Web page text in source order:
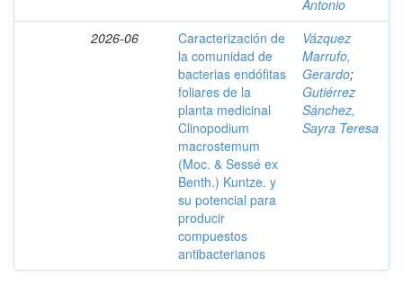
Antonio
2026-06
Caracterización de
la comunidad de
bacterias endófitas
foliares de la
planta medicinal
Clinopodium
macrostemum
(Moc. & Sessé ex
Benth.) Kuntze. y
su potencial para
producir
compuestos
antibacterianos
Vázquez
Marrufo,
Gerardo;
Gutiérrez
Sánchez,
Sayra Teresa